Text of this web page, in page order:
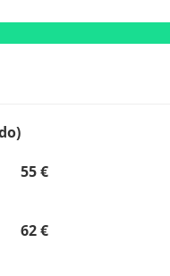
55 €
62 €